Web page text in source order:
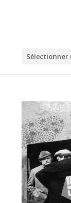
Sélectionner